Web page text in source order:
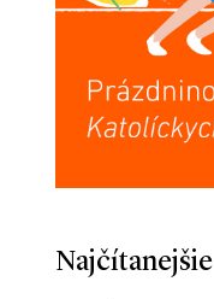
Najčítanejšie